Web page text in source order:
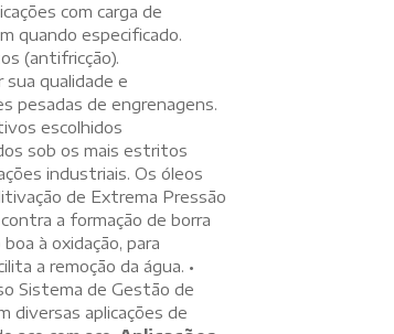
com carga de
quando especificado.
(antifricção).
sua qualidade e
pesadas de engrenagens.
escolhidos
sob os mais estritos
industriais. Os óleos
de Extrema Pressão
a formação de borra
à oxidação, para
a remoção da água. •
Sistema de Gestão de
diversas aplicações de